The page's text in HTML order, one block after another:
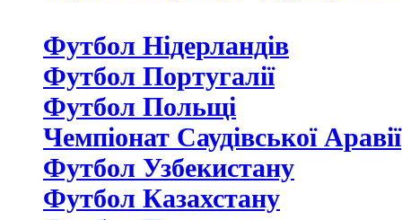
Футбол Нідерландiв
Футбол Португалії
Футбол Польщі
Чемпіонат Саудівської Аравії
Футбол Узбекистану
Футбол Казахстану